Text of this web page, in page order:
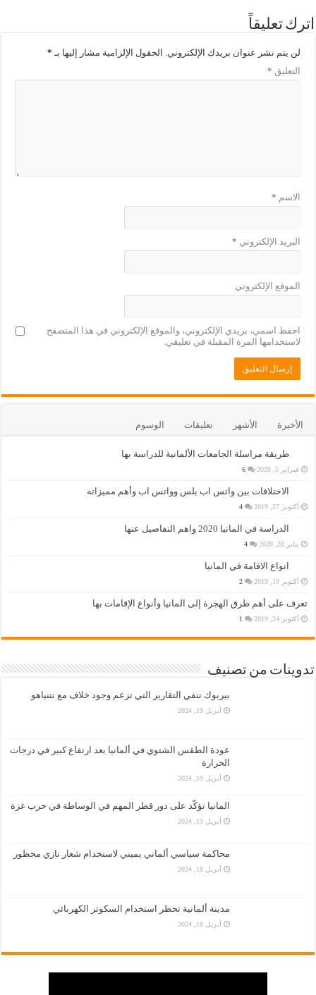
اترك تعليقاً
لن يتم نشر عنوان بريدك الإلكتروني. الحقول الإلزامية مشار إليها بـ *
التعليق *
الاسم *
البريد الإلكتروني *
الموقع الإلكتروني
احفظ اسمي، بريدي الإلكتروني، والموقع الإلكتروني في هذا المتصفح
لاستخدامها المرة المقبلة في تعليقي.
الأخيرة الأشهر تعليقات الوسوم
طريقة مراسلة الجامعات الألمانية للدراسة بها
فبراير 5, 2020 6
الاختلافات بين واتس اب بلس وواتس اب وأهم مميزاته
أكتوبر 27, 2019 4
الدراسة في المانيا 2020 واهم التفاصيل عنها
يناير 28, 2020 4
انواع الاقامة في المانيا
أكتوبر 10, 2019 2
تعرف على أهم طرق الهجرة إلى المانيا وأنواع الإقامات بها
أكتوبر 24, 2019 1
تدوينات من تصنيف
بيربوك تنفي التقارير التي تزعم وجود خلاف مع نتنياهو
أبريل 19, 2024
عودة الطقس الشتوي في ألمانيا بعد ارتفاع كبير في درجات
الحرارة
أبريل 19, 2024
المانيا تؤكّد على دور قطر المهم في الوساطة في حرب غزة
أبريل 19, 2024
محاكمة سياسي ألماني يميني لاستخدام شعار نازي محظور
أبريل 18, 2024
مدينة ألمانية تحظر استخدام السكوتر الكهربائي
أبريل 18, 2024